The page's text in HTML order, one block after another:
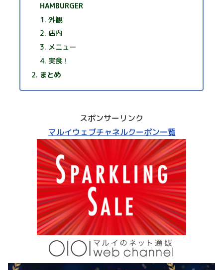
HAMBURGER
外観
店内
メニュー
実食！
まとめ
スポンサーリンク
マルイウェブチャネルクーポン一覧